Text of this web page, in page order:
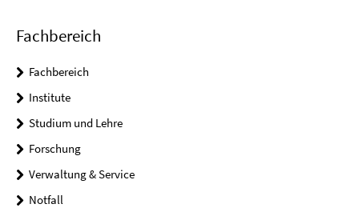
Fachbereich
Fachbereich
Institute
Studium und Lehre
Forschung
Verwaltung & Service
Notfall